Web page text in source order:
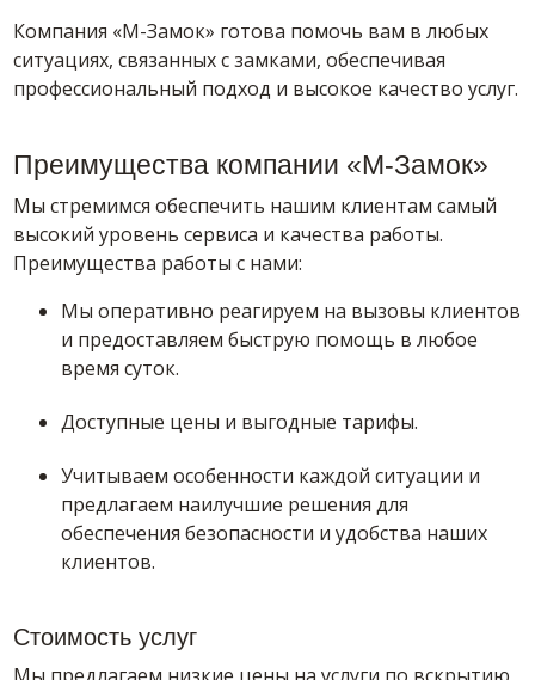
Компания «М-Замок» готова помочь вам в любых
ситуациях, связанных с замками, обеспечивая
профессиональный подход и высокое качество услуг.
Преимущества компании «М-Замок»
Мы стремимся обеспечить нашим клиентам самый
высокий уровень сервиса и качества работы.
Преимущества работы с нами:
Мы оперативно реагируем на вызовы клиентов
и предоставляем быструю помощь в любое
время суток.
Доступные цены и выгодные тарифы.
Учитываем особенности каждой ситуации и
предлагаем наилучшие решения для
обеспечения безопасности и удобства наших
клиентов.
Стоимость услуг